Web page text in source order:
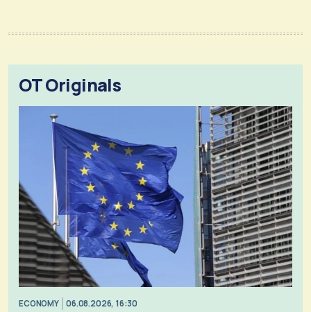
OT Originals
ECONOMY 06.08.2026, 16:30